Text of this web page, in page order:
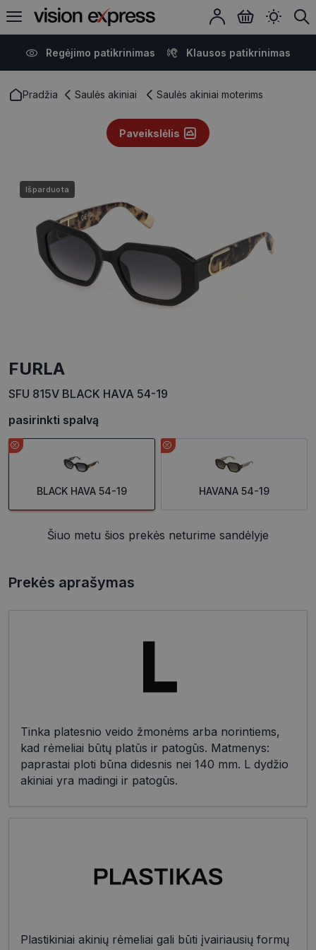
Regėjimo patikrinimas Klausos patikrinimas
Pradžia Saulės akiniai Saulės akiniai moterims
Paveikslėlis
Išparduota
FURLA
SFU 815V BLACK HAVA 54-19
pasirinkti spalvą
BLACK HAVA 54-19 HAVANA 54-19
Šiuo metu šios prekės neturime sandėlyje
Prekės aprašymas
Tinka platesnio veido žmonėms arba norintiems,
kad rėmeliai būtų platūs ir patogūs. Matmenys:
paprastai ploti būna didesnis nei 140 mm. L dydžio
akiniai yra madingi ir patogūs.
Plastikiniai akinių rėmeliai gali būti įvairiausių formų